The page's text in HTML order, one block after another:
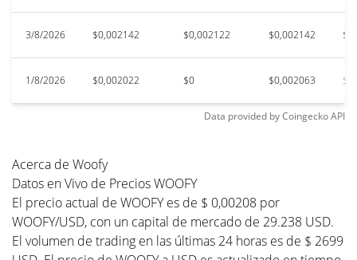
3/8/2026 $0,002142 $0,002122 $0,002142
1/8/2026 $0,002022 $0 $0,002063
Data provided byCoingeckoAPI
Acerca de Woofy
Datos en Vivo de Precios WOOFY
El precio actual de WOOFY es de $ 0,00208 por
WOOFY/USD, con un capital de mercado de 29.238 USD.
El volumen de trading en las últimas 24 horas es de $ 2699